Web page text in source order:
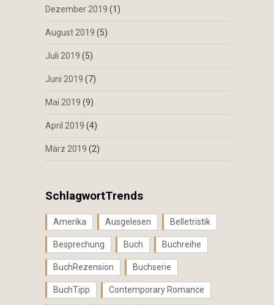
Dezember 2019 (1)
August 2019 (5)
Juli 2019 (5)
Juni 2019 (7)
Mai 2019 (9)
April 2019 (4)
März 2019 (2)
SchlagwortTrends
Amerika Ausgelesen Belletristik
Besprechung Buch Buchreihe
BuchRezension Buchserie
BuchTipp Contemporary Romance